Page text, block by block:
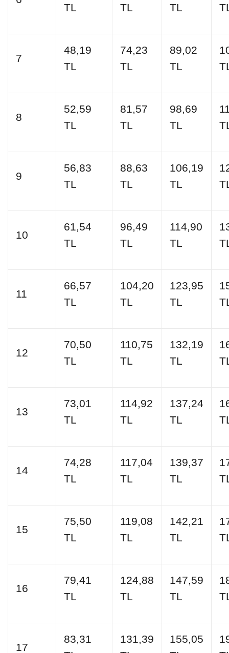
TL TL TL
7
48,19
TL
74,23
TL
89,02
TL
8
52,59
TL
81,57
TL
98,69
TL
9
56,83
TL
88,63
TL
106,19
TL
10
61,54
TL
96,49
TL
114,90
TL
11
66,57
TL
104,20
TL
123,95
TL
12
70,50
TL
110,75
TL
132,19
TL
13
73,01
TL
114,92
TL
137,24
TL
14
74,28
TL
117,04
TL
139,37
TL
15
75,50
TL
119,08
TL
142,21
TL
16
79,41
TL
124,88
TL
147,59
TL
17
83,31
131,39
155,05